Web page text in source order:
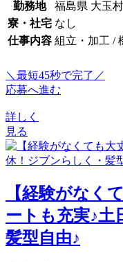
勤務地
福島県 大玉村
寮・社宅 なし
仕事内容 組立・加工 /
＼最短45秒で完了／
応募へ進む
詳しく
見る
【経験がなく
ートも充実♪土
髪型自由♪